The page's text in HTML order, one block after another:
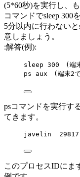
(5*60秒)を実行し、
コマンドでsleep 300
5分以内に行わない
意しましょう。
:解答(例):
sleep 300　(端
ps aux　(端末2
psコマンドを実行す
てきます。
javelin
このプロセスIDにま